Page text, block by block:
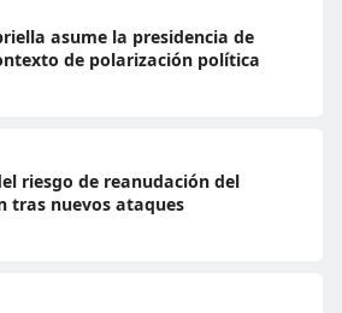
asume la presidencia de
de polarización política
riesgo de reanudación del
tras nuevos ataques